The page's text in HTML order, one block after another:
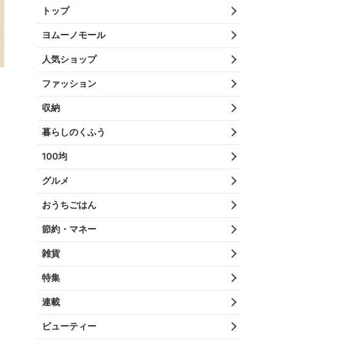
トップ
ヨムーノモール
人気ショップ
ファッション
収納
暮らしのくふう
100均
グルメ
おうちごはん
節約・マネー
雑貨
特集
連載
ビューティー